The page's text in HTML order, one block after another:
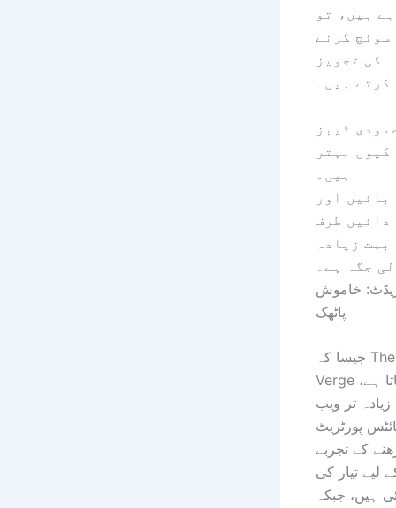
ہیں، تو
سوئچ کرنے
کی تجویز
کرتے ہیں۔
عمودی ٹیبز
کیوں بہتر
ہیں۔
بائیں اور
دائیں طرف
بہت زیادہ
جگہ ہے۔
خاموش
پاٹھک
جیسا کہ The
Verge بتاتا ہے،
زیادہ تر ویب
پورٹریٹ
کے تجربے
لیے تیار کی
ہیں، جبکہ